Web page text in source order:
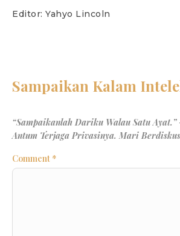
Editor: Yahyo Lincoln
Comment*